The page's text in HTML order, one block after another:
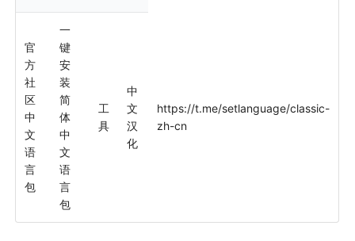
官
方
社
区
中
文
语
言
包
一
键
安
装
简
体
中
文
语
言
包
工
具
中
文
汉
化
https://t.me/setlanguage/classic-
zh-cn